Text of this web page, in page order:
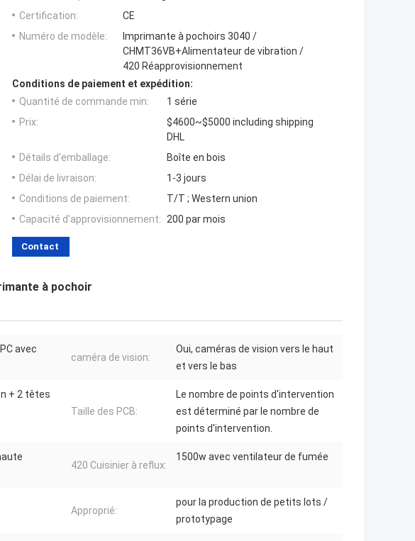
Certification:
CE
Numéro de modèle:
Imprimante à pochoirs 3040 /
CHMT36VB+Alimentateur de vibration /
420 Réapprovisionnement
Conditions de paiement et expédition:
Quantité de commande min:
1 série
Prix:
$4600~$5000 including shipping
DHL
Détails d'emballage:
Boîte en bois
Délai de livraison:
1-3 jours
Conditions de paiement:
T/T ; Western union
Capacité d'approvisionnement: 200 par mois
Contact
à pochoir
avec
caméra de vision:
Oui, caméras de vision vers le haut
et vers le bas
+ 2 têtes
Taille des PCB:
Le nombre de points d'intervention
est déterminé par le nombre de
points d'intervention.
420 Cuisinier à reflux:
1500w avec ventilateur de fumée
Approprié:
pour la production de petits lots /
prototypage